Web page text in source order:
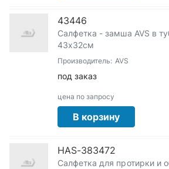
43446
Салфетка - замша AVS в
43х32см
Производитель: AVS
под заказ
цена по запросу
В корзину
HAS-383472
Салфетка для протирки и